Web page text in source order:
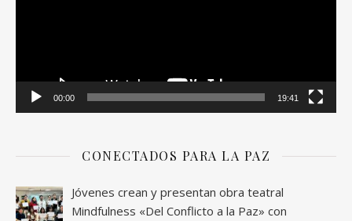
00:00 19:41
CONECTADOS PARA LA PAZ
Jóvenes crean y presentan obra teatral
Mindfulness «Del Conflicto a la Paz» con